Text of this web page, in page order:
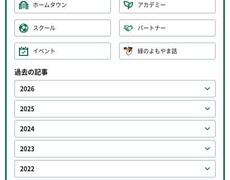
ホームタウン アカデミー
スクール パートナー
イベント 緑のよもやま話
過去の記事
2026
2025
2024
2023
2022